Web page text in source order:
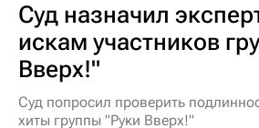
Суд назначил
искам участников
Вверх!"
Суд попросил проверить
хиты группы "Руки Вверх!"